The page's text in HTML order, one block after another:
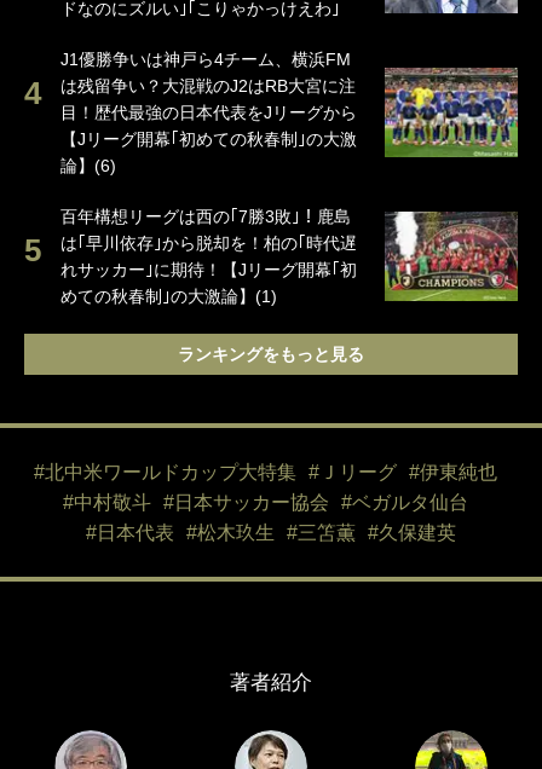
ドなのにズルい｣｢こりゃかっけえわ｣
J1優勝争いは神戸ら4チーム、横浜FM
は残留争い？大混戦のJ2はRB大宮に注
目！歴代最強の日本代表をJリーグから
【Jリーグ開幕｢初めての秋春制｣の大激
論】(6)
百年構想リーグは西の｢7勝3敗｣！鹿島
は｢早川依存｣から脱却を！柏の｢時代遅
れサッカー｣に期待！【Jリーグ開幕｢初
めての秋春制｣の大激論】(1)
ランキングをもっと見る
#北中米ワールドカップ大特集 #Ｊリーグ
#伊東純也
#中村敬斗
#日本サッカー協会
#ベガルタ仙台
#日本代表
#松木玖生 #三笘薫 #久保建英
著者紹介